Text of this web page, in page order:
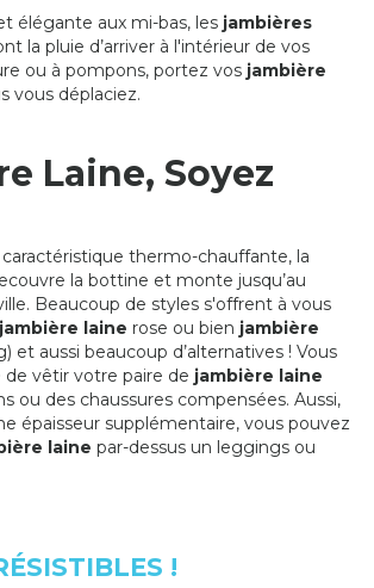
élégante aux mi-bas, les jambiè res
la pluie d’arriver à l'intérieur de vos
ou à pompons, portez vos jambiè re
vous déplaciez.
Laine, Soyez
thermo-chauffante, la
la bottine et monte jusqu’au
Beaucoup de styles s'offrent à vous
jambiè re laine rose ou bien jambiè re
et aussi beaucoup d’alternatives ! Vous
de vêtir votre paire de jambiè re laine
ou des chaussures compensées. Aussi,
épaisseur supplémentaire, vous pouvez
re laine par-dessus un leggings ou
!